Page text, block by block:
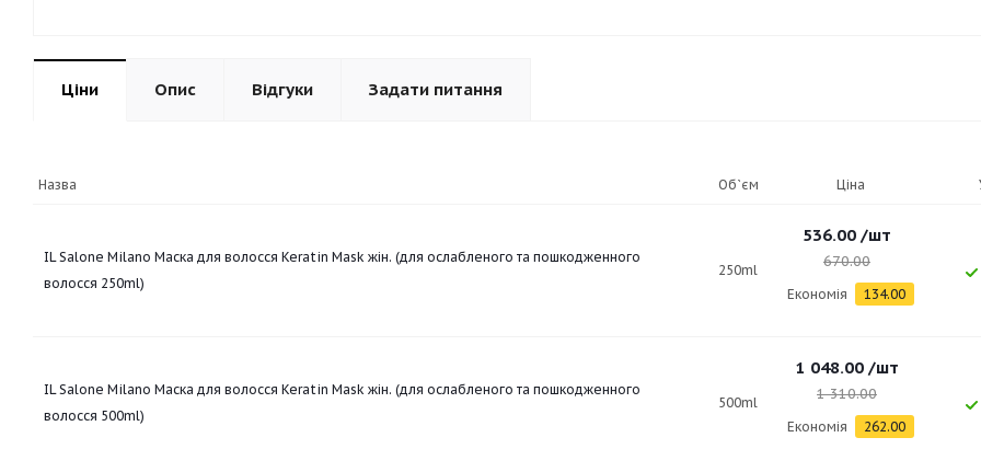
Ціни Опис Відгуки Задати питання
Назва Об`єм Ціна
IL Salone Milano Маска для волосся Keratin Mask жін. (для ослабленого та пошкодженного
волосся 250ml)
250ml
536.00 /шт
670.00
Економія 134.00
IL Salone Milano Маска для волосся Keratin Mask жін. (для ослабленого та пошкодженного
волосся 500ml)
500ml
1 048.00 /шт
1 310.00
Економія 262.00